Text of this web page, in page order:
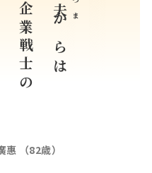
夫 つま
からは
企業戦士の
広島県 片桐 廣惠 （82歳）